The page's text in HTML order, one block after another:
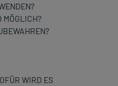
MÖGLICH?
WIRD ES